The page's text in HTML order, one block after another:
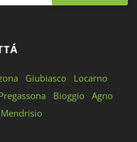
Giubiasco
Locarno
Bioggio Agno
Mendrisio